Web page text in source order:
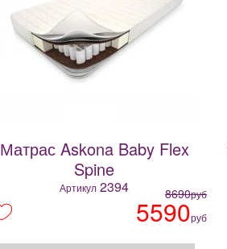
Матрас Askona Baby Flex
Spine
Артикул 2394 8690руб
5590руб